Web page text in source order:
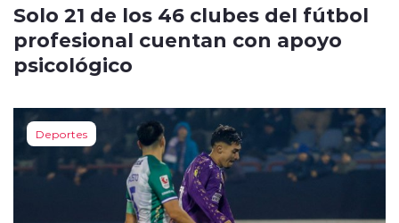
Solo 21 de los 46 clubes del fútbol
profesional cuentan con apoyo
psicológico
Deportes